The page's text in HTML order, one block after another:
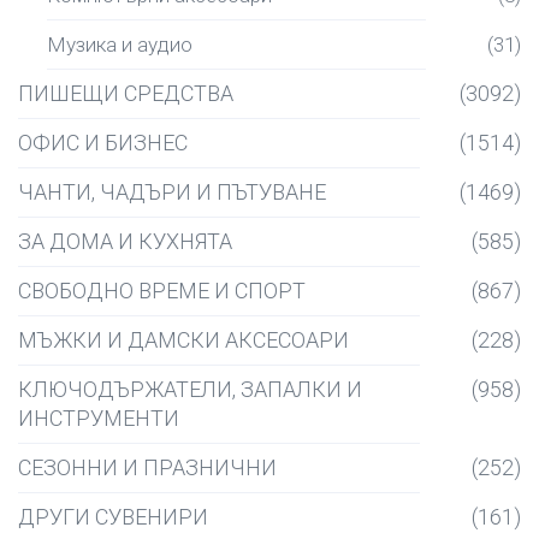
Музика и аудио (31)
ПИШЕЩИ СРЕДСТВА
(3092)
ОФИС И БИЗНЕС
(1514)
ЧАНТИ, ЧАДЪРИ И ПЪТУВАНЕ
(1469)
ЗА ДОМА И КУХНЯТА
(585)
СВОБОДНО ВРЕМЕ И СПОРТ
(867)
МЪЖКИ И ДАМСКИ АКСЕСОАРИ
(228)
КЛЮЧОДЪРЖАТЕЛИ, ЗАПАЛКИ И
ИНСТРУМЕНТИ
(958)
СЕЗОННИ И ПРАЗНИЧНИ
(252)
ДРУГИ СУВЕНИРИ
(161)